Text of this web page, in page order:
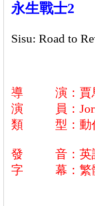
永生戰士2
Sisu: Road to
導 演：賈馬
演 員：Jorma
類 型：動
發 音：英
字 幕：繁體